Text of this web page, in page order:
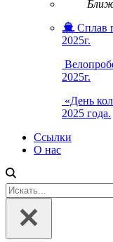
Сплав
2025г.
2025г.
«День
2025 года.
Ссылки
О нас
Искать...